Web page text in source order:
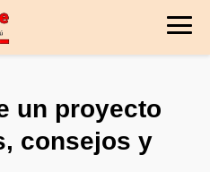
un proyecto
consejos y